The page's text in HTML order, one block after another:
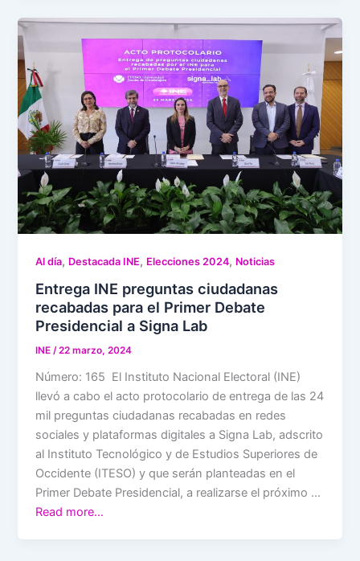
Al día, Destacada INE, Elecciones 2024, Noticias
Entrega INE preguntas ciudadanas
recabadas para el Primer Debate
Presidencial a Signa Lab
INE/22 marzo, 2024
Número: 165 El Instituto Nacional Electoral (INE)
llevó a cabo el acto protocolario de entrega de las 24
mil preguntas ciudadanas recabadas en redes
sociales y plataformas digitales a Signa Lab, adscrito
al Instituto Tecnológico y de Estudios Superiores de
Occidente (ITESO) y que serán planteadas en el
Primer Debate Presidencial, a realizarse el próximo …
Read more…